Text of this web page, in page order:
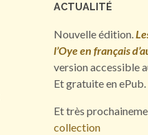
ACTUALITÉ
Nouvelle édition.
l’Oye en français
version accessible
Et gratuite en ePub.
Et très
collection